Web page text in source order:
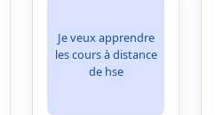
Je veux apprendre
les cours à distance
de hse